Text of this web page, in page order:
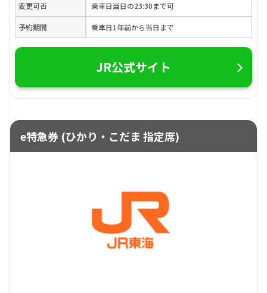
変更可否 乗車日当日の23:30まで可
予約期間 乗車日1年前から当日まで
JR公式サイト
e特急券 (ひかり・こだま 指定席)